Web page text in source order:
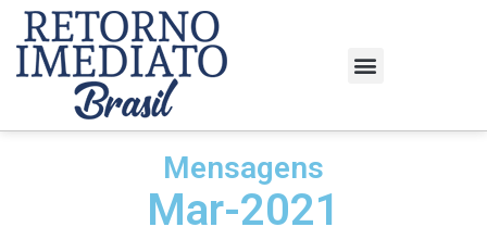
Mensagens
Mar-2021